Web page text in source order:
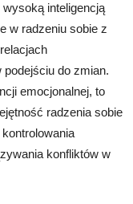
inteligencją
w radzeniu sobie z
do zmian.
emocjonalnej, to
radzenia sobie
konfliktów w